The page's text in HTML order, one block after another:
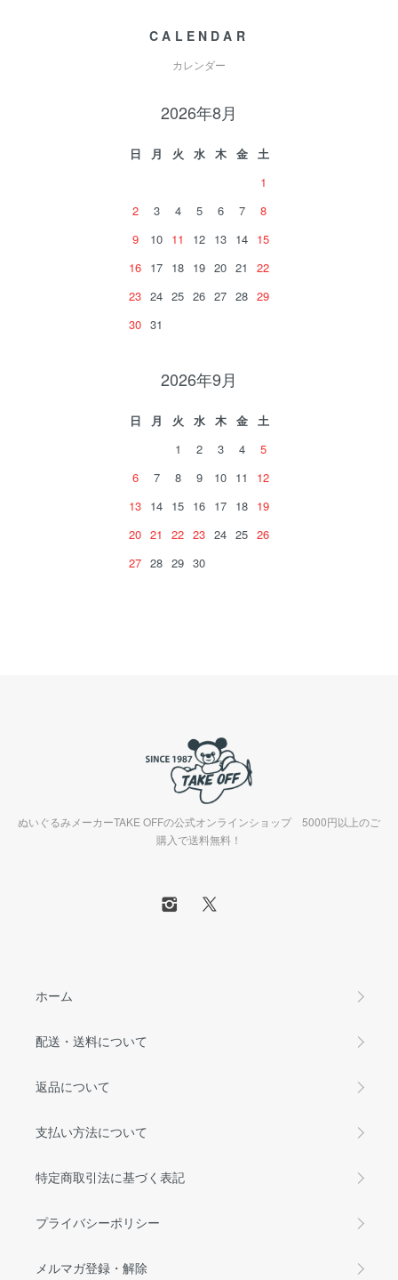
CALENDAR
カレンダー
2026年8月
日 月 火 水 木 金
土
1
2
3 4 5 6 7
8
9
10 11 12 13 14 15
16 17 18 19 20 21
22
23 24 25 26 27 28 29
30 31
2026年9月
日 月 火 水 木 金
土
1
2 3 4
5
6
7 8 9 10 11
12
13 14 15 16 17 18 19
20 21 22 23 24 25 26
27 28 29 30
ぬいぐるみメーカーTAKE OFFの公式オンラインショップ 5000円以上のご
購入で送料無料！
ホーム
配送・送料について
返品について
支払い方法について
特定商取引法に基づく表記
プライバシーポリシー
メルマガ登録・解除